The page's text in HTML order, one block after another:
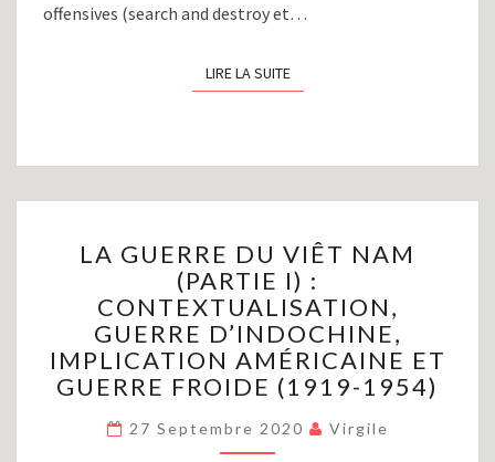
offensives (search and destroy et…
LIRE LA SUITELIRE LA SUITE
GUERRE
DU
VIÊT
NAM
(PARTIE
I)
:
CONTEXTUALISATION,
GUERRE
LA GUERRE DU VIÊT NAM
(PARTIE I) :
CONTEXTUALISATION,
GUERRE D’INDOCHINE,
IMPLICATION AMÉRICAINE ET
GUERRE FROIDE (1919-1954)
27 Septembre 2020 Virgile